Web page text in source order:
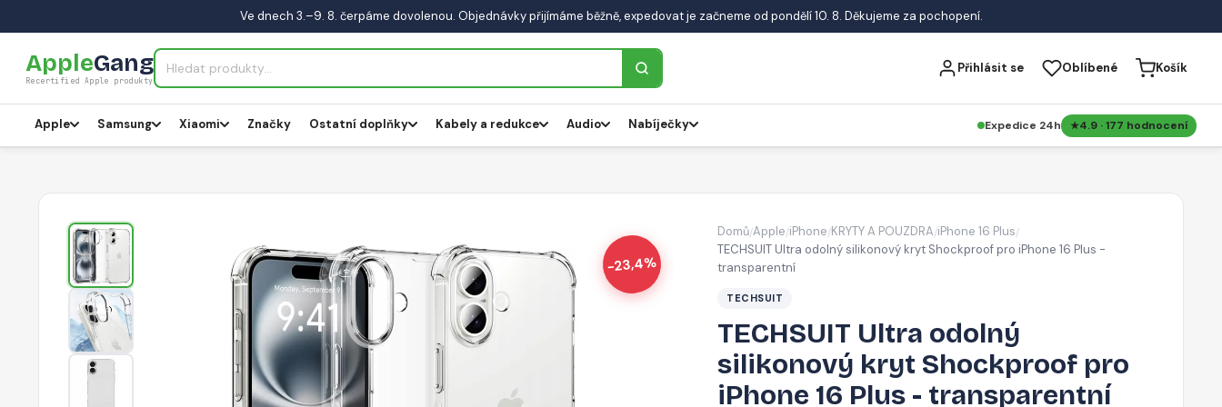
Ve dnech 3.–9. 8. čerpáme dovolenou. Objednávky přijímáme běžně, expedovat je začneme od pondělí 10. 8. Děkujeme za pochopení.
AppleGang
Recertified Apple produkty
Přihlásit se Oblíbené Košík
Apple Samsung Xiaomi Značky Ostatní doplňky Kabely a redukce Audio Nabíječky Expedice 24h 4.9 · 177 hodnocení
-23,4%
Domů/Apple/iPhone/KRYTY A POUZDRA/iPhone 16 Plus/
TECHSUIT Ultra odolný silikonový kryt Shockproof pro iPhone 16 Plus -
transparentní
TECHSUIT
TECHSUIT Ultra odolný
silikonový kryt Shockproof pro
iPhone 16 Plus - transparentní